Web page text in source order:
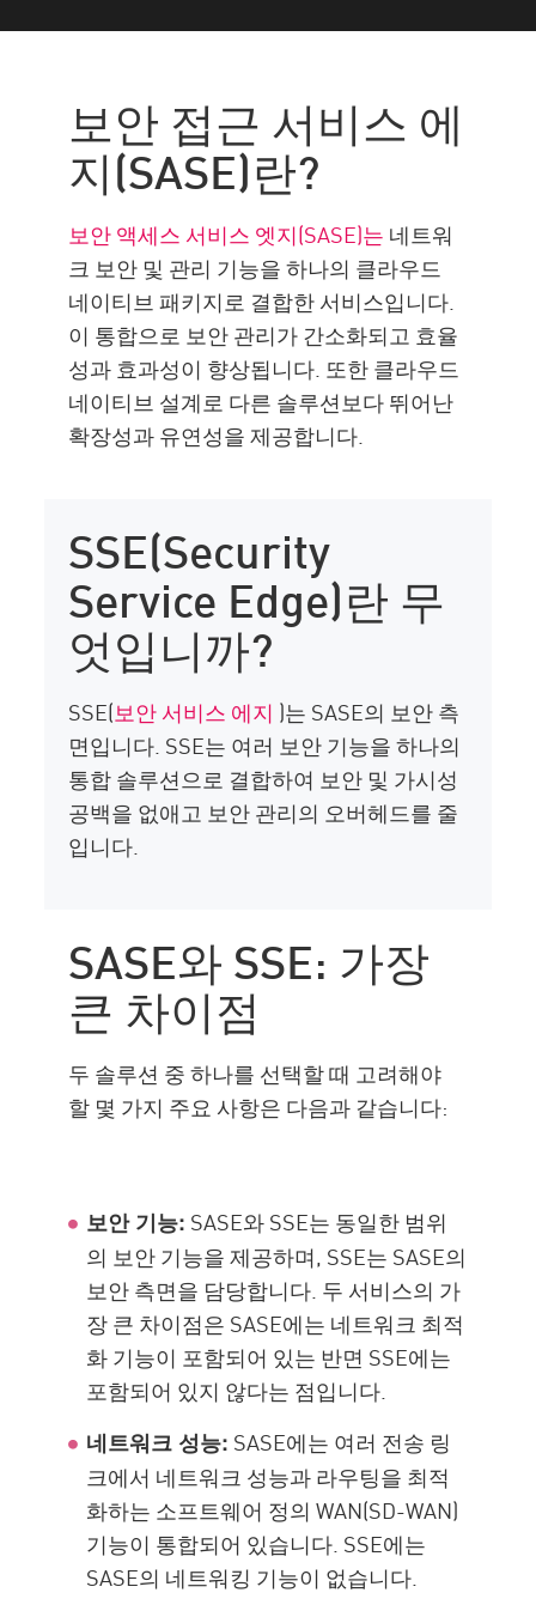
SASE와 SSE
SASE와 SSE 중 선택
체크 포인트 SASE
리소스
보안 접근 서비스 에
지(SASE)란?
보안 액세스 서비스 엣지(SASE)는 네트워
크 보안 및 관리 기능을 하나의 클라우드
네이티브 패키지로 결합한 서비스입니다.
이 통합으로 보안 관리가 간소화되고 효율
성과 효과성이 향상됩니다. 또한 클라우드
네이티브 설계로 다른 솔루션보다 뛰어난
확장성과 유연성을 제공합니다.
SSE(Security
Service Edge)란 무
엇입니까?
SSE(보안 서비스 에지 )는 SASE의 보안 측
면입니다. SSE는 여러 보안 기능을 하나의
통합 솔루션으로 결합하여 보안 및 가시성
공백을 없애고 보안 관리의 오버헤드를 줄
입니다.
SASE와 SSE: 가장
큰 차이점
두 솔루션 중 하나를 선택할 때 고려해야
할 몇 가지 주요 사항은 다음과 같습니다:
보안 기능: SASE와 SSE는 동일한 범위
의 보안 기능을 제공하며, SSE는 SASE의
보안 측면을 담당합니다. 두 서비스의 가
장 큰 차이점은 SASE에는 네트워크 최적
화 기능이 포함되어 있는 반면 SSE에는
포함되어 있지 않다는 점입니다.
네트워크 성능: SASE에는 여러 전송 링
크에서 네트워크 성능과 라우팅을 최적
화하는 소프트웨어 정의 WAN(SD-WAN)
기능이 통합되어 있습니다. SSE에는
SASE의 네트워킹 기능이 없습니다.